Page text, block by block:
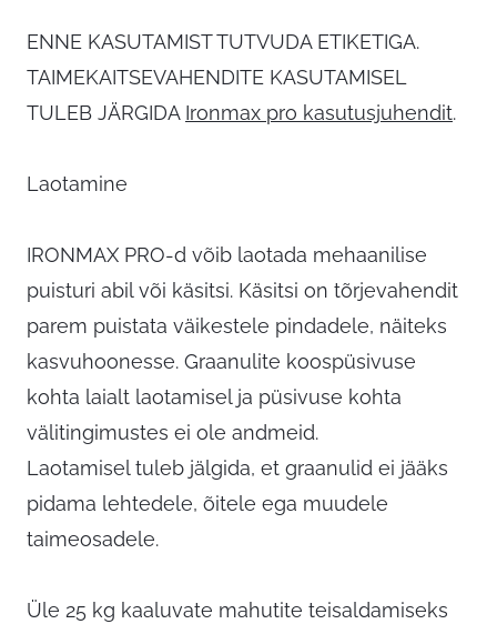
ENNE KASUTAMIST TUTVUDA ETIKETIGA.
TAIMEKAITSEVAHENDITE KASUTAMISEL
TULEB JÄRGIDA Ironmax pro kasutusjuhendit.
Laotamine
IRONMAX PRO-d võib laotada mehaanilise
puisturi abil või käsitsi. Käsitsi on tõrjevahendit
parem puistata väikestele pindadele, näiteks
kasvuhoonesse. Graanulite koospüsivuse
kohta laialt laotamisel ja püsivuse kohta
välitingimustes ei ole andmeid.
Laotamisel tuleb jälgida, et graanulid ei jääks
pidama lehtedele, õitele ega muudele
taimeosadele.
Üle 25 kg kaaluvate mahutite teisaldamiseks